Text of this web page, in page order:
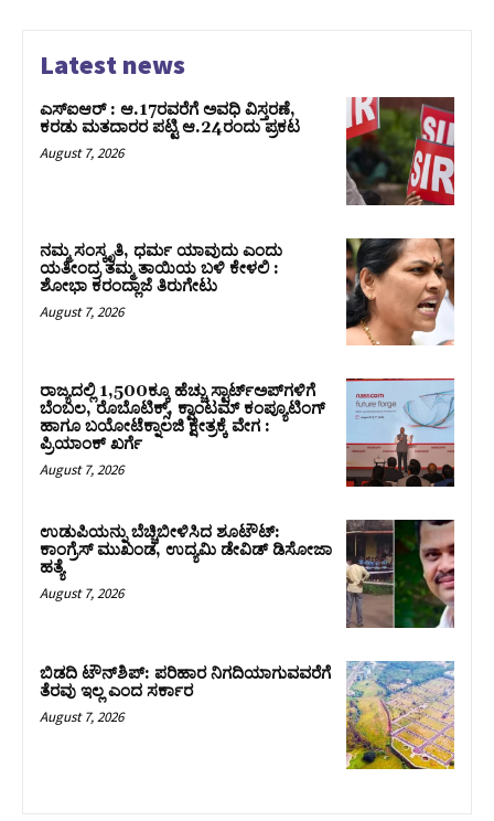
Latest news
ಎಸ್‌ಐಆರ್‌ : ಆ.17ರವರೆಗೆ ಅವಧಿ ವಿಸ್ತರಣೆ,
ಕರಡು ಮತದಾರರ ಪಟ್ಟಿ ಆ.24ರಂದು ಪ್ರಕಟ
August 7, 2026
ನಮ್ಮ ಸಂಸ್ಕೃತಿ, ಧರ್ಮ ಯಾವುದು ಎಂದು
ಯತೀಂದ್ರ ತಮ್ಮ ತಾಯಿಯ ಬಳಿ ಕೇಳಲಿ :
ಶೋಭಾ ಕರಂದ್ಲಾಜೆ ತಿರುಗೇಟು
August 7, 2026
ರಾಜ್ಯದಲ್ಲಿ 1,500ಕ್ಕೂ ಹೆಚ್ಚು ಸ್ಟಾರ್ಟ್‌ಅಪ್‌ಗಳಿಗೆ
ಬೆಂಬಲ, ರೊಬೊಟಿಕ್ಸ್, ಕ್ವಾಂಟಮ್ ಕಂಪ್ಯೂಟಿಂಗ್
ಹಾಗೂ ಬಯೋಟೆಕ್ನಾಲಜಿ ಕ್ಷೇತ್ರಕ್ಕೆ ವೇಗ :
ಪ್ರಿಯಾಂಕ್‌ ಖರ್ಗೆ
August 7, 2026
ಉಡುಪಿಯನ್ನು ಬೆಚ್ಚಿಬೀಳಿಸಿದ ಶೂಟೌಟ್‌:
ಕಾಂಗ್ರೆಸ್‌ ಮುಖಂಡ, ಉದ್ಯಮಿ ಡೇವಿಡ್ ಡಿಸೋಜಾ
ಹತ್ಯೆ
August 7, 2026
ಬಿಡದಿ ಟೌನ್‌ಶಿಪ್‌: ಪರಿಹಾರ ನಿಗದಿಯಾಗುವವರೆಗೆ
ತೆರವು ಇಲ್ಲ ಎಂದ ಸರ್ಕಾರ
August 7, 2026